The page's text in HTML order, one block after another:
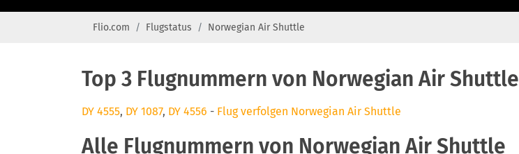
Flio.com Flugstatus Norwegian Air Shuttle
Top 3 Flugnummern von Norwegian Air Shuttle
DY 4555, DY 1087, DY 4556 - Flug verfolgen Norwegian Air Shuttle
Alle Flugnummern von Norwegian Air Shuttle